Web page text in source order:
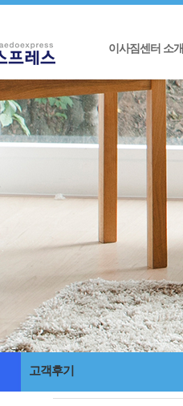
이사짐센터 소개
고객후기